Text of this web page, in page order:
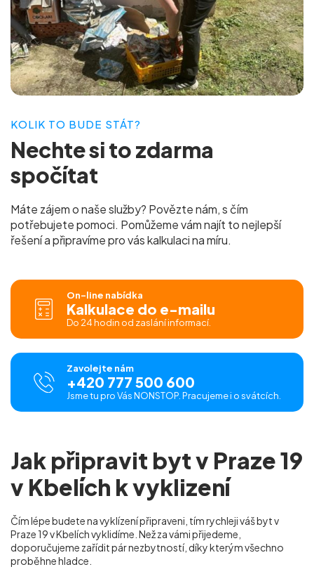
KOLIK TO BUDE STÁT?
Nechte si tozdarma
spočítat
Máte zájem o naše služby? Povězte nám, s čím
potřebujete pomoci. Pomůžeme vám najít to nejlepší
řešení a připravíme pro váskalkulaci na míru.
On-line nabídka
Kalkulace do e-mailu
Do 24 hodin od zaslání informací.
Zavolejte nám
+420 777 500 600
Jsme tu pro Vás NONSTOP. Pracujeme i o svátcích.
Jak připravit byt v Praze 19
v Kbelích k vyklizení
Čím lépe budete na vyklízení připraveni, tím rychleji váš byt v
Praze 19 v Kbelích vyklidíme. Než za vámi přijedeme,
doporučujeme zařídit pár nezbytností, díky kterým všechno
proběhne hladce.